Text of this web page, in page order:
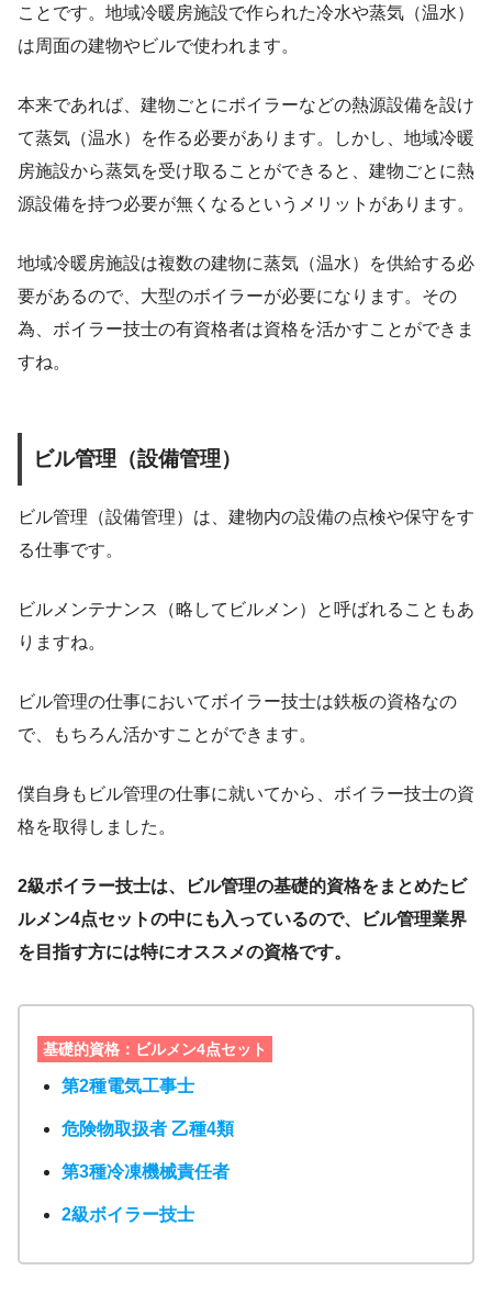
ことです。地域冷暖房施設で作られた冷水や蒸気（温水）
は周面の建物やビルで使われます。
本来であれば、建物ごとにボイラーなどの熱源設備を設け
て蒸気（温水）を作る必要があります。しかし、地域冷暖
房施設から蒸気を受け取ることができると、建物ごとに熱
源設備を持つ必要が無くなるというメリットがあります。
地域冷暖房施設は複数の建物に蒸気（温水）を供給する必
要があるので、大型のボイラーが必要になります。その
為、ボイラー技士の有資格者は資格を活かすことができま
すね。
ビル管理（設備管理）
ビル管理（設備管理）は、建物内の設備の点検や保守をす
る仕事です。
ビルメンテナンス（略してビルメン）と呼ばれることもあ
りますね。
ビル管理の仕事においてボイラー技士は鉄板の資格なの
で、もちろん活かすことができます。
僕自身もビル管理の仕事に就いてから、ボイラー技士の資
格を取得しました。
2級ボイラー技士は、ビル管理の基礎的資格をまとめたビ
ルメン4点セットの中にも入っているので、ビル管理業界
を目指す方には特にオススメの資格です。
基礎的資格：ビルメン4点セット
第2種電気工事士
危険物取扱者 乙種4類
第3種冷凍機械責任者
2級ボイラー技士